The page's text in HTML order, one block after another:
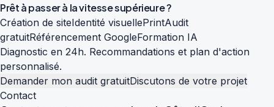
Prêt à passer à lavitesse supérieure?
Création de siteIdentité visuellePrintAudit
gratuitRéférencement GoogleFormation IA
Diagnostic en 24h. Recommandations et plan d'action
personnalisé.
Demander mon audit gratuitDiscutons de votre projet
Contact